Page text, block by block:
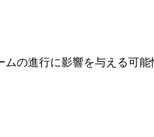
の進行に影響を与える可能